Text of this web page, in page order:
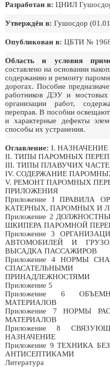
Разработан в: ЦНИЛ
Утверждён в: Гушосдор
Опубликован в: ЦБТИ №
Область и условия
составлено на основании
содержанию и ремонту
дорогах. Пособие
работников ДЭУ и мостовых
организации работ,
переправ. В пособии
и характерные дефекты
способы их устранения.
Оглавление: I.
II. ТИПЫ ПАРОМНЫХ
III. ТИПЫ ПЛАВУЧИХ
IV. СОДЕРЖАНИЕ
V. РЕМОНТ ПАРОМНЫХ
ПРИЛОЖЕНИЯ
Приложение I ПРАВИЛА
КАТЕРНЫХ, ПАРОМНЫХ И
Приложение 2
ШКИПЕРА ПАРОМНОЙ
Приложение 3
АВТОМОБИЛЕЙ И
ВЫСАДКА ПАССАЖИРОВ
Приложение 4 НОРМЫ
ПРИНАДЛЕЖНОСТЯМИ
Приложение 5
Приложение 6
МАТЕРИАЛОВ
Приложение 7 HOPMЫ
МАТЕРИАЛОВ
Приложение 8
НАЗНАЧЕНИЕ
Приложение 9 ТЕХНИКА
АНТИСЕПТИКАМИ
Литература